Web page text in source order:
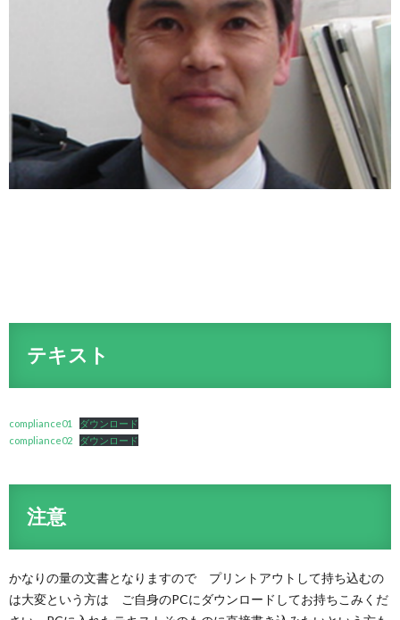
テキスト
compliance01
ダウンロード
compliance02
ダウンロード
注意
かなりの量の文書となりますので プリントアウトして持ち込むの
は大変という方は ご自身のPCにダウンロードしてお持ちこみくだ